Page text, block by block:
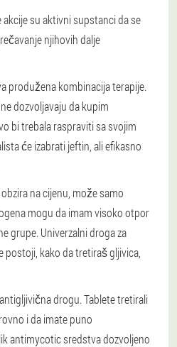
su aktivni supstanci da se
njihovih dalje
produžena kombinacija terapije.
dozvoljavaju da kupim
bi trebala raspraviti sa svojim
će izabrati jeftin, ali efikasno
na cijenu, može samo
mogu da imam visoko otpor
grupe. Univerzalni droga za
postoji, kako da tretiraš gljivica,
drogu. Tablete tretirali
i da imate puno
antimycotic sredstva dozvoljeno